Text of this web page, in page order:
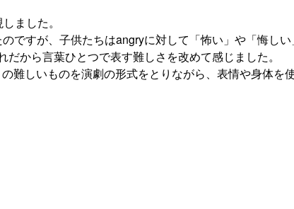
ました。
ですが、子供たちはangryに対して「怖い」や「悔しい
から言葉ひとつで表す難しさを改めて感じました。
しいものを演劇の形式をとりながら、表情や身体を